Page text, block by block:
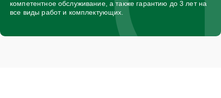
компетентное обслуживание, а также гарантию до 3 лет на
все виды работ и комплектующих.